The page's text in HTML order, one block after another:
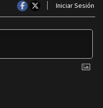
Iniciar Sesión